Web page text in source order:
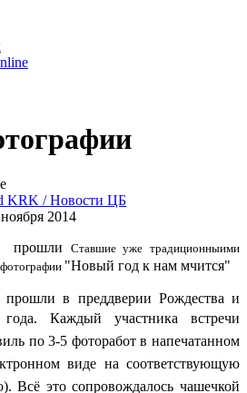
KRK / Новости ЦБ
2014
прошли Ставшие уже традиционныими
"Новый год к нам мчится"
прошли в преддверии Рождества и
. Каждый участника встречи
по 3-5 фоторабот в напечатанном
виде на соответствующую
Всё это сопровождалось чашечкой